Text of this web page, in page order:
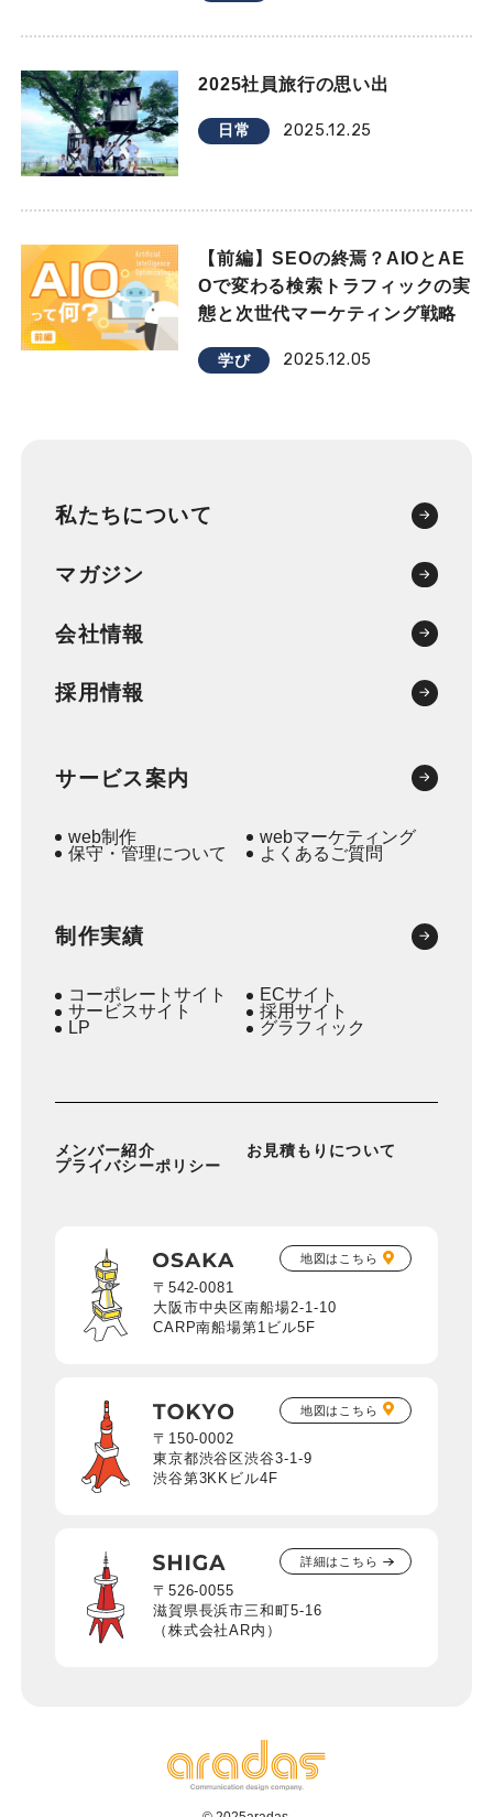
2025社員旅行の思い出
日常 2025.12.25
【前編】SEOの終焉？AIOとAE
Oで変わる検索トラフィックの実
態と次世代マーケティング戦略
学び 2025.12.05
私たちについて
マガジン
会社情報
採用情報
サービス案内
web制作
webマーケティング
保守・管理について
よくあるご質問
制作実績
コーポレートサイト
ECサイト
サービスサイト
採用サイト
LP
グラフィック
メンバー紹介
お見積もりについて
プライバシーポリシー
地図はこちら
〒542-0081
大阪市中央区南船場2-1-10
CARP南船場第1ビル5F
地図はこちら
〒150-0002
東京都渋谷区渋谷3-1-9
渋谷第3KKビル4F
詳細はこちら
〒526-0055
滋賀県長浜市三和町5-16
（株式会社AR内）